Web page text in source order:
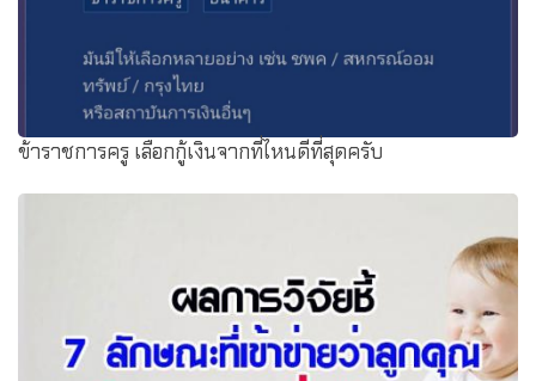
ข้าราชการครู เลือกกู้เงินจากที่ไหนดีที่สุดครับ